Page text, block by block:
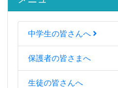
中学生の皆さんへ
保護者の皆さまへ
生徒の皆さんへ